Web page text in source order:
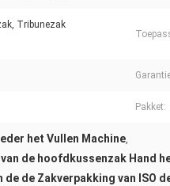
Tribunezak
Pakket:
het Vullen Machine,
de hoofdkussenzak Hand
de de Zakverpakking van ISO